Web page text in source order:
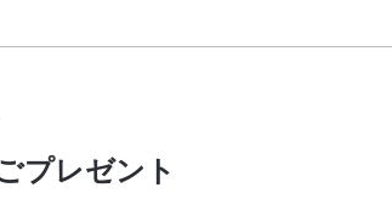
プレゼント